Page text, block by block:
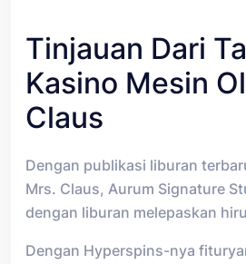
Tinjauan Dari
Kasino Mesin
Claus
Dengan publikasi liburan
Mrs. Claus, Aurum Signature
dengan liburan melepaskan
Dengan Hyperspins-nya